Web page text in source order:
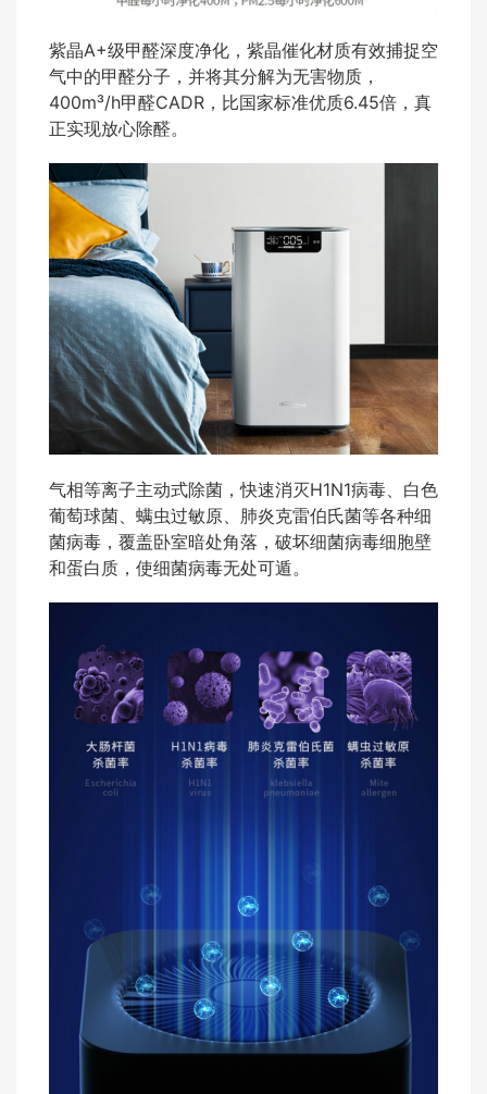
紫晶A+级甲醛深度净化，紫晶催化材质有效捕捉空
气中的甲醛分子，并将其分解为无害物质，
400m³/h甲醛CADR，比国家标准优质6.45倍，真
正实现放心除醛。
气相等离子主动式除菌，快速消灭H1N1病毒、白色
葡萄球菌、螨虫过敏原、肺炎克雷伯氏菌等各种细
菌病毒，覆盖卧室暗处角落，破坏细菌病毒细胞壁
和蛋白质，使细菌病毒无处可遁。